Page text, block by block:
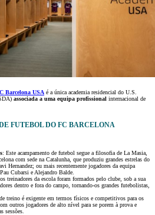
Barcelona USA é a única academia residencial do U.S.
associada a uma equipa profissional internacional de
FUTEBOL DO FC BARCELONA
: Este acampamento de futebol segue a filosofia de La Masia,
com sede na Catalunha, que produziu grandes estrelas do
Hernandez; ou mais recentemente jogadores da equipa
Cubarsi e Alejandro Balde.
treinadores da escola foram formados pelo clube, sob a sua
dentro e fora do campo, tornando-os grandes futebolistas,
treino é exigente em termos físicos e competitivos para os
outros jogadores de alto nível para se porem à prova e
sessões.